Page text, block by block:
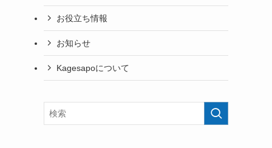
お役立ち情報
お知らせ
Kagesapoについて